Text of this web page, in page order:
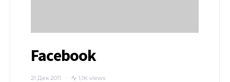
Facebook
21 Дек 2011 1,1K views